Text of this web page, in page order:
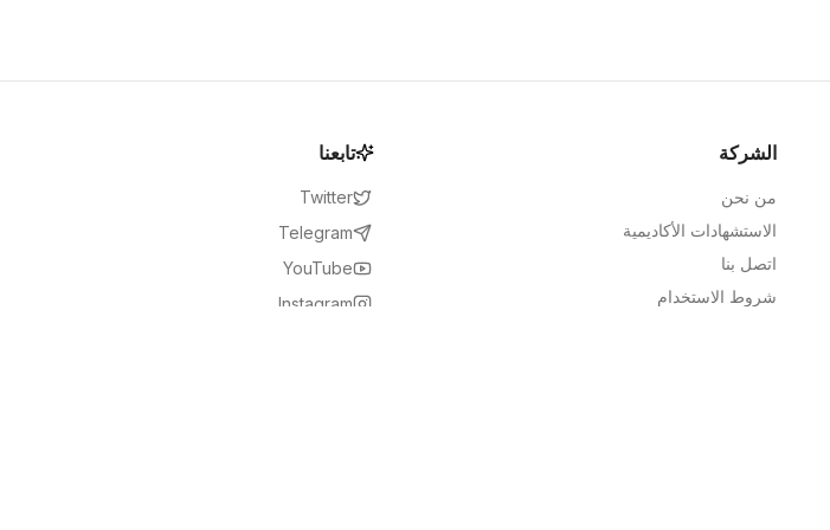
الشركة
من نحن
الاستشهادات الأكاديمية
اتصل بنا
شروط الاستخدام
تابعنا
Twitter
Telegram
YouTube
Instagram